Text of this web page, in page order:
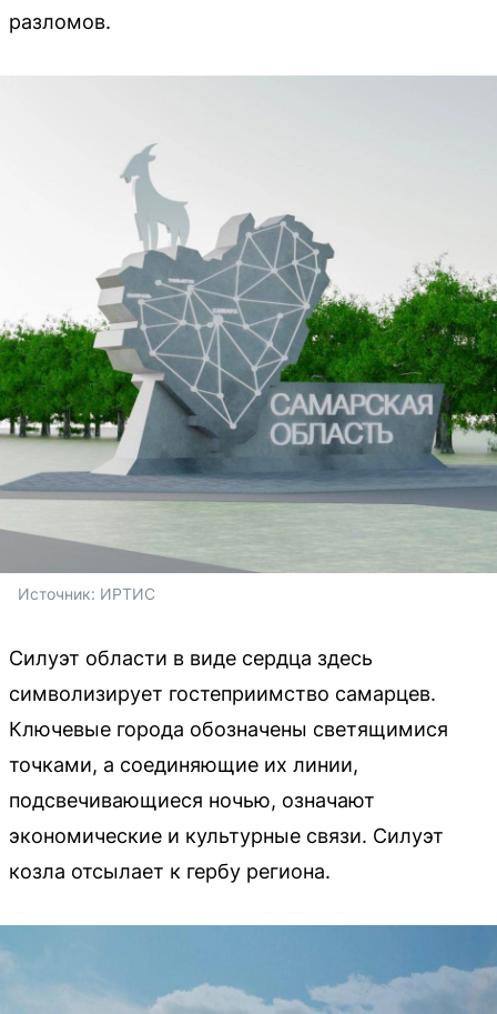
разломов.
Источник: ИРТИС
Силуэт области в виде сердца здесь
символизирует гостеприимство самарцев.
Ключевые города обозначены светящимися
точками, а соединяющие их линии,
подсвечивающиеся ночью, означают
экономические и культурные связи. Силуэт
козла отсылает к гербу региона.